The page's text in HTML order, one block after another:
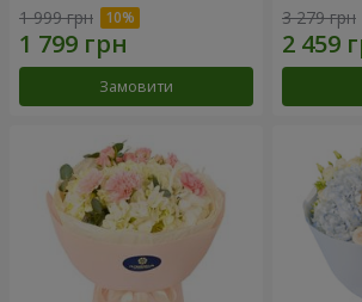
1 999 грн
Замовити
3 279 грн